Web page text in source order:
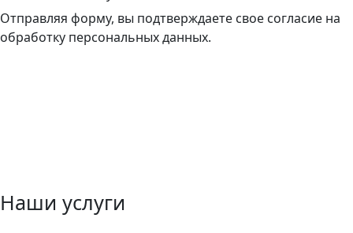
Отправляя форму, вы подтверждаете свое согласие на
обработку персональных данных.
Наши услуги